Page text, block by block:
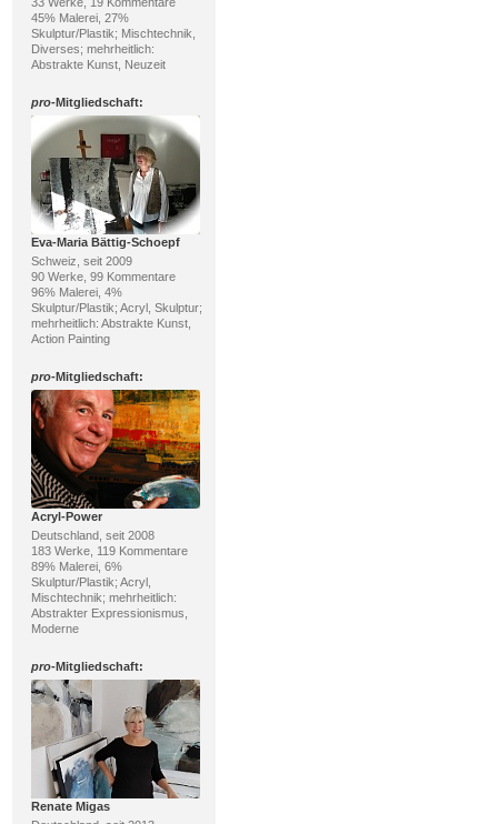
45% Malerei, 27%
Skulptur/Plastik; Mischtechnik,
Diverses; mehrheitlich:
Abstrakte Kunst, Neuzeit
pro-Mitgliedschaft:
Eva-Maria Bättig-Schoepf
Schweiz, seit 2009
90 Werke, 99 Kommentare
96% Malerei, 4%
Skulptur/Plastik; Acryl, Skulptur;
mehrheitlich: Abstrakte Kunst,
Action Painting
pro-Mitgliedschaft:
Acryl-Power
Deutschland, seit 2008
183 Werke, 119 Kommentare
89% Malerei, 6%
Skulptur/Plastik; Acryl,
Mischtechnik; mehrheitlich:
Abstrakter Expressionismus,
Moderne
pro-Mitgliedschaft:
Renate Migas